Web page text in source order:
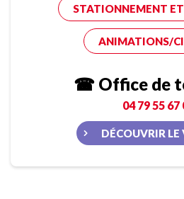
STATIONNEMENT
ANIMATIONS/
☎ Office de
04 79 55 67
DÉCOUVRIR LE